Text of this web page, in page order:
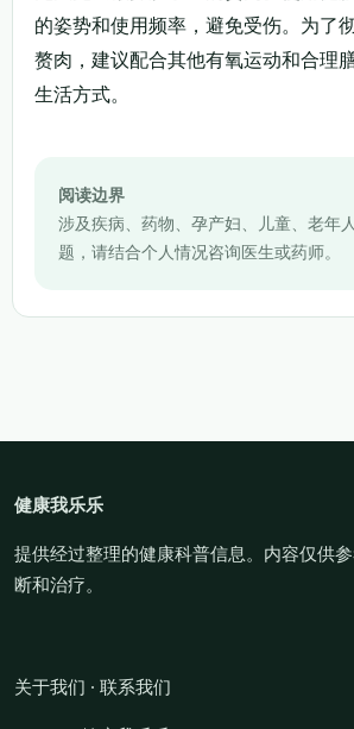
的姿势和使用频率，避免受伤。为了
赘肉，建议配合其他有氧运动和合理
生活方式。
阅读边界
涉及疾病、药物、孕产妇、儿童、老年
题，请结合个人情况咨询医生或药师。
健康我乐乐
提供经过整理的健康科普信息。内容仅供
断和治疗。
关于我们 · 联系我们